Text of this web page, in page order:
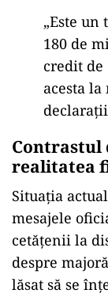
„Este un
180 de
credit de
acesta
realitatea
Situația
mesajele
cetățenii la
despre
lăsat să se